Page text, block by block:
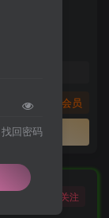
限，请先开通会员
关注
找回密码